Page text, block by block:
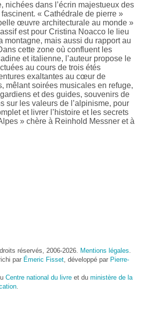
nichées dans l’écrin majestueux des
« Cathédrale de pierre »
œuvre architecturale au monde »
est pour Cristina Noacco le lieu
montagne, mais aussi du rapport au
cette zone où confluent les
et italienne, l’auteur propose le
au cours de trois étés
exaltantes au cœur de
mêlant soirées musicales en refuge,
et des guides, souvenirs de
sur les valeurs de l’alpinisme, pour
et livrer l’histoire et les secrets
» chère à Reinhold Messner et à
réservés, 2006-2026. Mentions légales.
par Émeric Fisset, développé par Pierre-
Centre national du livre et du ministère de la
.